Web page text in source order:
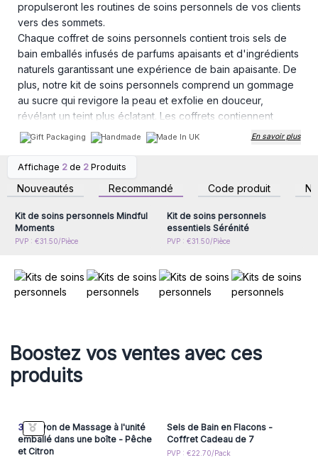
propulseront les routines de soins personnels de vos clients
vers des sommets.
Chaque coffret de soins personnels contient trois sels de
bain emballés infusés de parfums apaisants et d'ingrédients
naturels garantissant une expérience de bain apaisante. De
plus, notre kit de soins personnels comprend un gommage
au sucre qui revigore la peau et exfolie en douceur,
révélant un teint plus éclatant. Les coffrets contiennent
également une crème pour le corps nourrissante et
trouverez dans la boîte un sérum qui répond à des
global.
Nos produits de soins personnels en gros sont parfaits pour
ceux qui recherchent des moments de gourmandise et de
détente. Que vos clients souhaitent se détendre après une
personnels, ces kits offrent une expérience de bien-être.
Profitez de notre offre en passant votre commande et
ventes et la satisfaction de vos clients ? Faites le plein de
nos produits de soins en gros et offrez à vos clients des
moments de pure gourmandise.
Gift Packaging Handmade Made In UK En savoir plus
Affichage 2 de 2 Produits
Nouveautés Recommandé Code produit
Connectez-vous ou
inscrivez-vous pour
accéder aux prix de gros
Kit de soins personnels Mindful
Moments
PVP : €31.50/Pièce
inscrivez-vous pour
accéder aux prix de gros
Kit de soins personnels
essentiels Sérénité
PVP : €31.50/Pièce
Boostez vos ventes avec ces
produits
3x Savon de Massage à l'unité
emballé dans une boîte - Pêche
et Citron
Sels de Bain en Flacons -
Coffret Cadeau de 7
PVP : €22.70/Pack